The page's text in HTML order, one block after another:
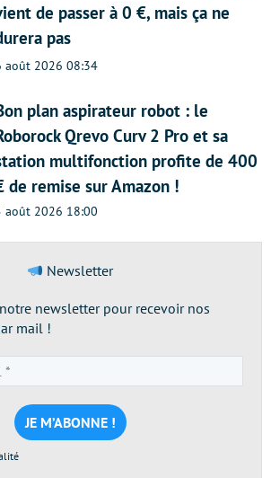
de passer à 0 €, mais ça ne
pas
août 2026 08:34
plan aspirateur robot : le
Qrevo Curv 2 Pro et sa
multifonction profite de 400
de remise sur Amazon !
août 2026 18:00
Newsletter
newsletter pour recevoir nos
mail !
e-
mail
*